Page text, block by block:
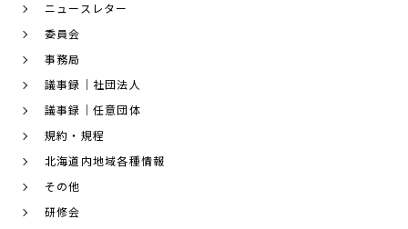
ニュースレター
委員会
事務局
議事録｜社団法人
議事録｜任意団体
規約・規程
北海道内地域各種情報
その他
研修会